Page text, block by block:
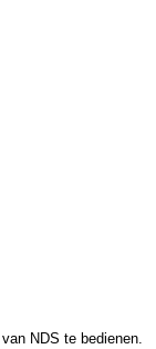
NDS te bedienen.